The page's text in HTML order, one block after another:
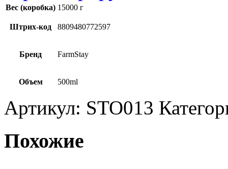
Вес (коробка) 15000 г
Штрих-код 8809480772597
Бренд FarmStay
Объем 500ml
Артикул: STO013
Похожие